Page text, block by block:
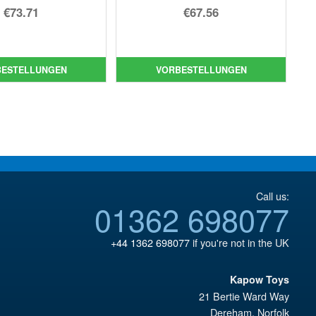
Ursprünglicher
€86.05
€73.71
ist:
€73.71.
Ursprünglicher
€79.90
€67.56
ist:
€67.56.
VORBESTELLUNGEN
Call us:
01362 698077
+44 1362 698077if you're not in the UK
Kapow Toys
21 Bertie Ward Way
Dereham, Norfolk